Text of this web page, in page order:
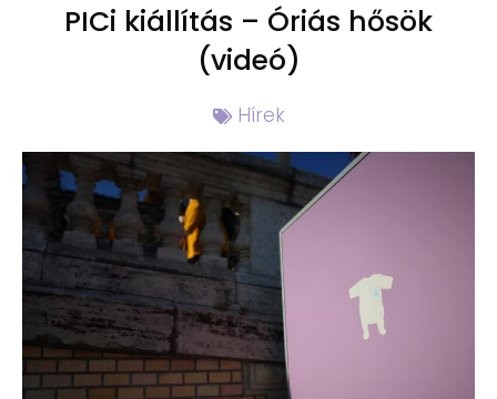
PICi kiállítás – Óriás hősök
(videó)
Hírek